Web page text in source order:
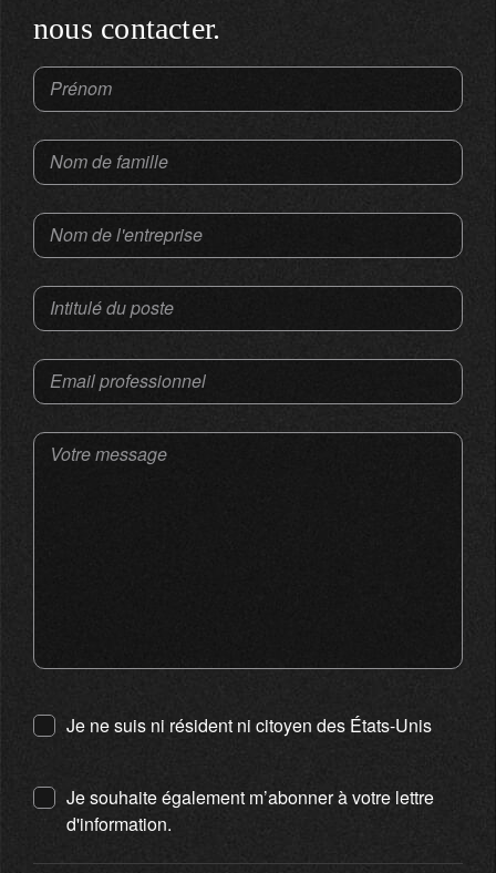
nous contacter.
Prénom
Nom de famille
Nom de l'entreprise
Intitulé du poste
Email professionnel
Votre message
Je ne suis ni résident ni citoyen des États-Unis
Je souhaite également m’abonner à votre lettre
d'information.